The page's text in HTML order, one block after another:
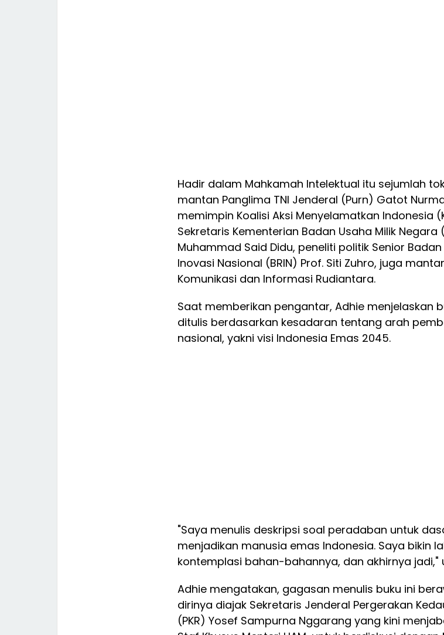
Hadir dalam Mahkamah Intelektual itu sejumlah
mantan Panglima TNI Jenderal (Purn) Gatot
memimpin Koalisi Aksi Menyelamatkan Indonesia
Sekretaris Kementerian Badan Usaha Milik Negara
Muhammad Said Didu, peneliti politik Senior
Inovasi Nasional (BRIN) Prof. Siti Zuhro, juga
Komunikasi dan Informasi Rudiantara.
Saat memberikan pengantar, Adhie menjelaskan
ditulis berdasarkan kesadaran tentang arah
nasional, yakni visi Indonesia Emas 2045.
"Saya menulis deskripsi soal peradaban untuk
menjadikan manusia emas Indonesia. Saya bikin
kontemplasi bahan-bahannya, dan akhirnya jadi,"
Adhie mengatakan, gagasan menulis buku ini
dirinya diajak Sekretaris Jenderal Pergerakan
(PKR) Yosef Sampurna Nggarang yang kini